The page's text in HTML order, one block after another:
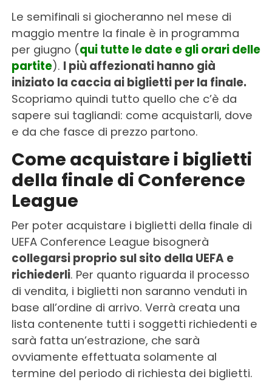
Le semifinali si giocheranno nel mese di
maggio mentre la finale è in programma
per giugno (qui tutte le date e gli orari delle
partite). I più affezionati hanno già
iniziato la caccia ai biglietti per la finale.
Scopriamo quindi tutto quello che c’è da
sapere sui tagliandi: come acquistarli, dove
e da che fasce di prezzo partono.
Come acquistare i biglietti
della finale di Conference
League
Per poter acquistare i biglietti della finale di
UEFA Conference League bisognerà
collegarsi proprio sul sito della UEFA e
richiederli. Per quanto riguarda il processo
di vendita, i biglietti non saranno venduti in
base all’ordine di arrivo. Verrà creata una
lista contenente tutti i soggetti richiedenti e
sarà fatta un’estrazione, che sarà
ovviamente effettuata solamente al
termine del periodo di richiesta dei biglietti.